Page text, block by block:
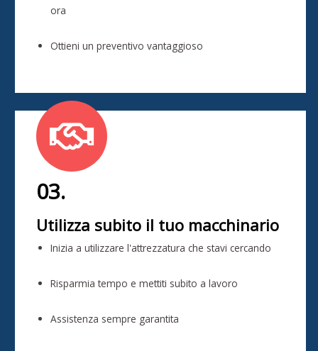
ora
Ottieni un preventivo vantaggioso
03.
Utilizza subito il tuo macchinario
Inizia a utilizzare l'attrezzatura che stavi cercando
Risparmia tempo e mettiti subito a lavoro
Assistenza sempre garantita